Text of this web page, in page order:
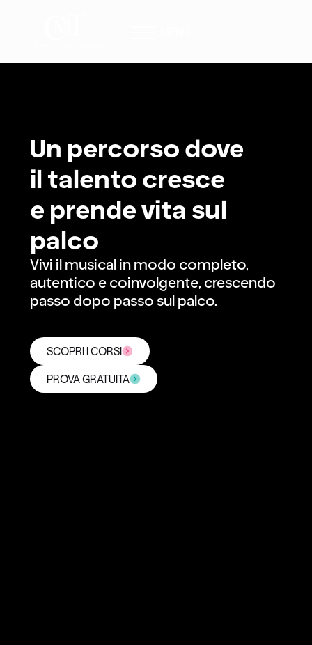
Un percorso dove
il talento cresce
e prende vita sul
palco
Vivi il musical in modo completo,
autentico e coinvolgente, crescendo
passo dopo passo sul palco.
SCOPRI I CORSI
PROVA GRATUITA